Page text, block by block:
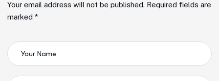
Your email address will not be published. Required fields are
marked *